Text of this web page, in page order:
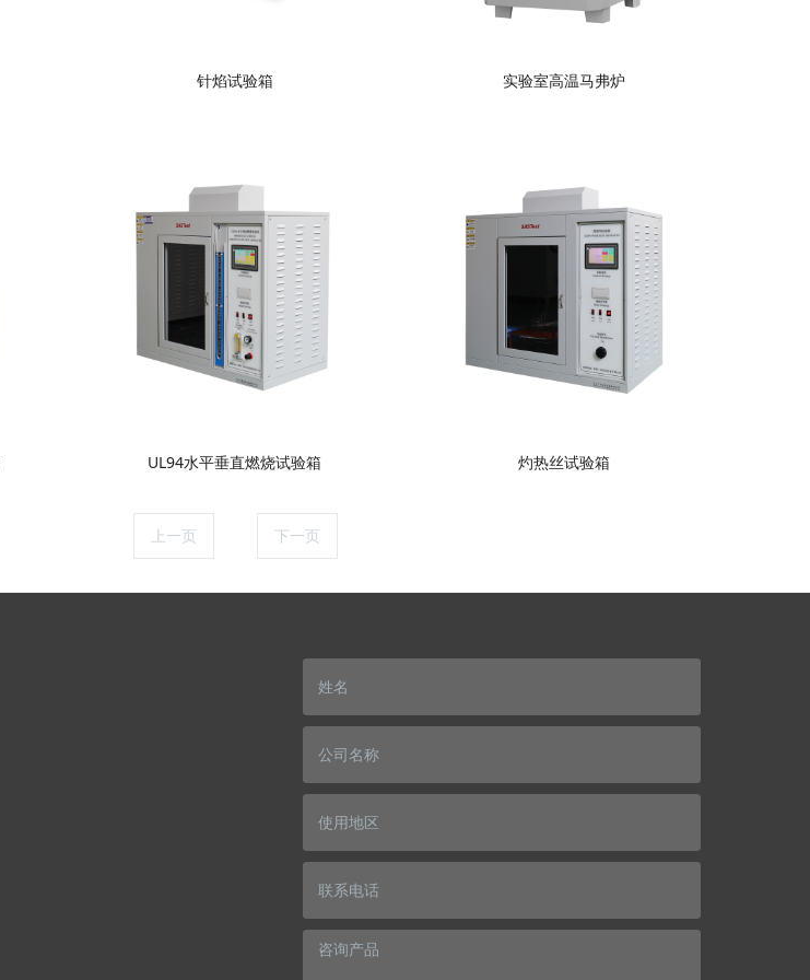
针焰试验箱 实验室高温马弗炉
UL94水平垂直燃烧试验箱 灼热丝试验箱
上一页 下一页